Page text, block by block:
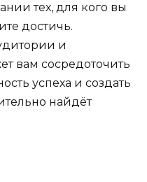
тех, для кого вы
достичь.
и
вам сосредоточить
успеха и создать
найдёт